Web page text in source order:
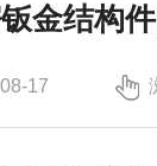
金结构
17